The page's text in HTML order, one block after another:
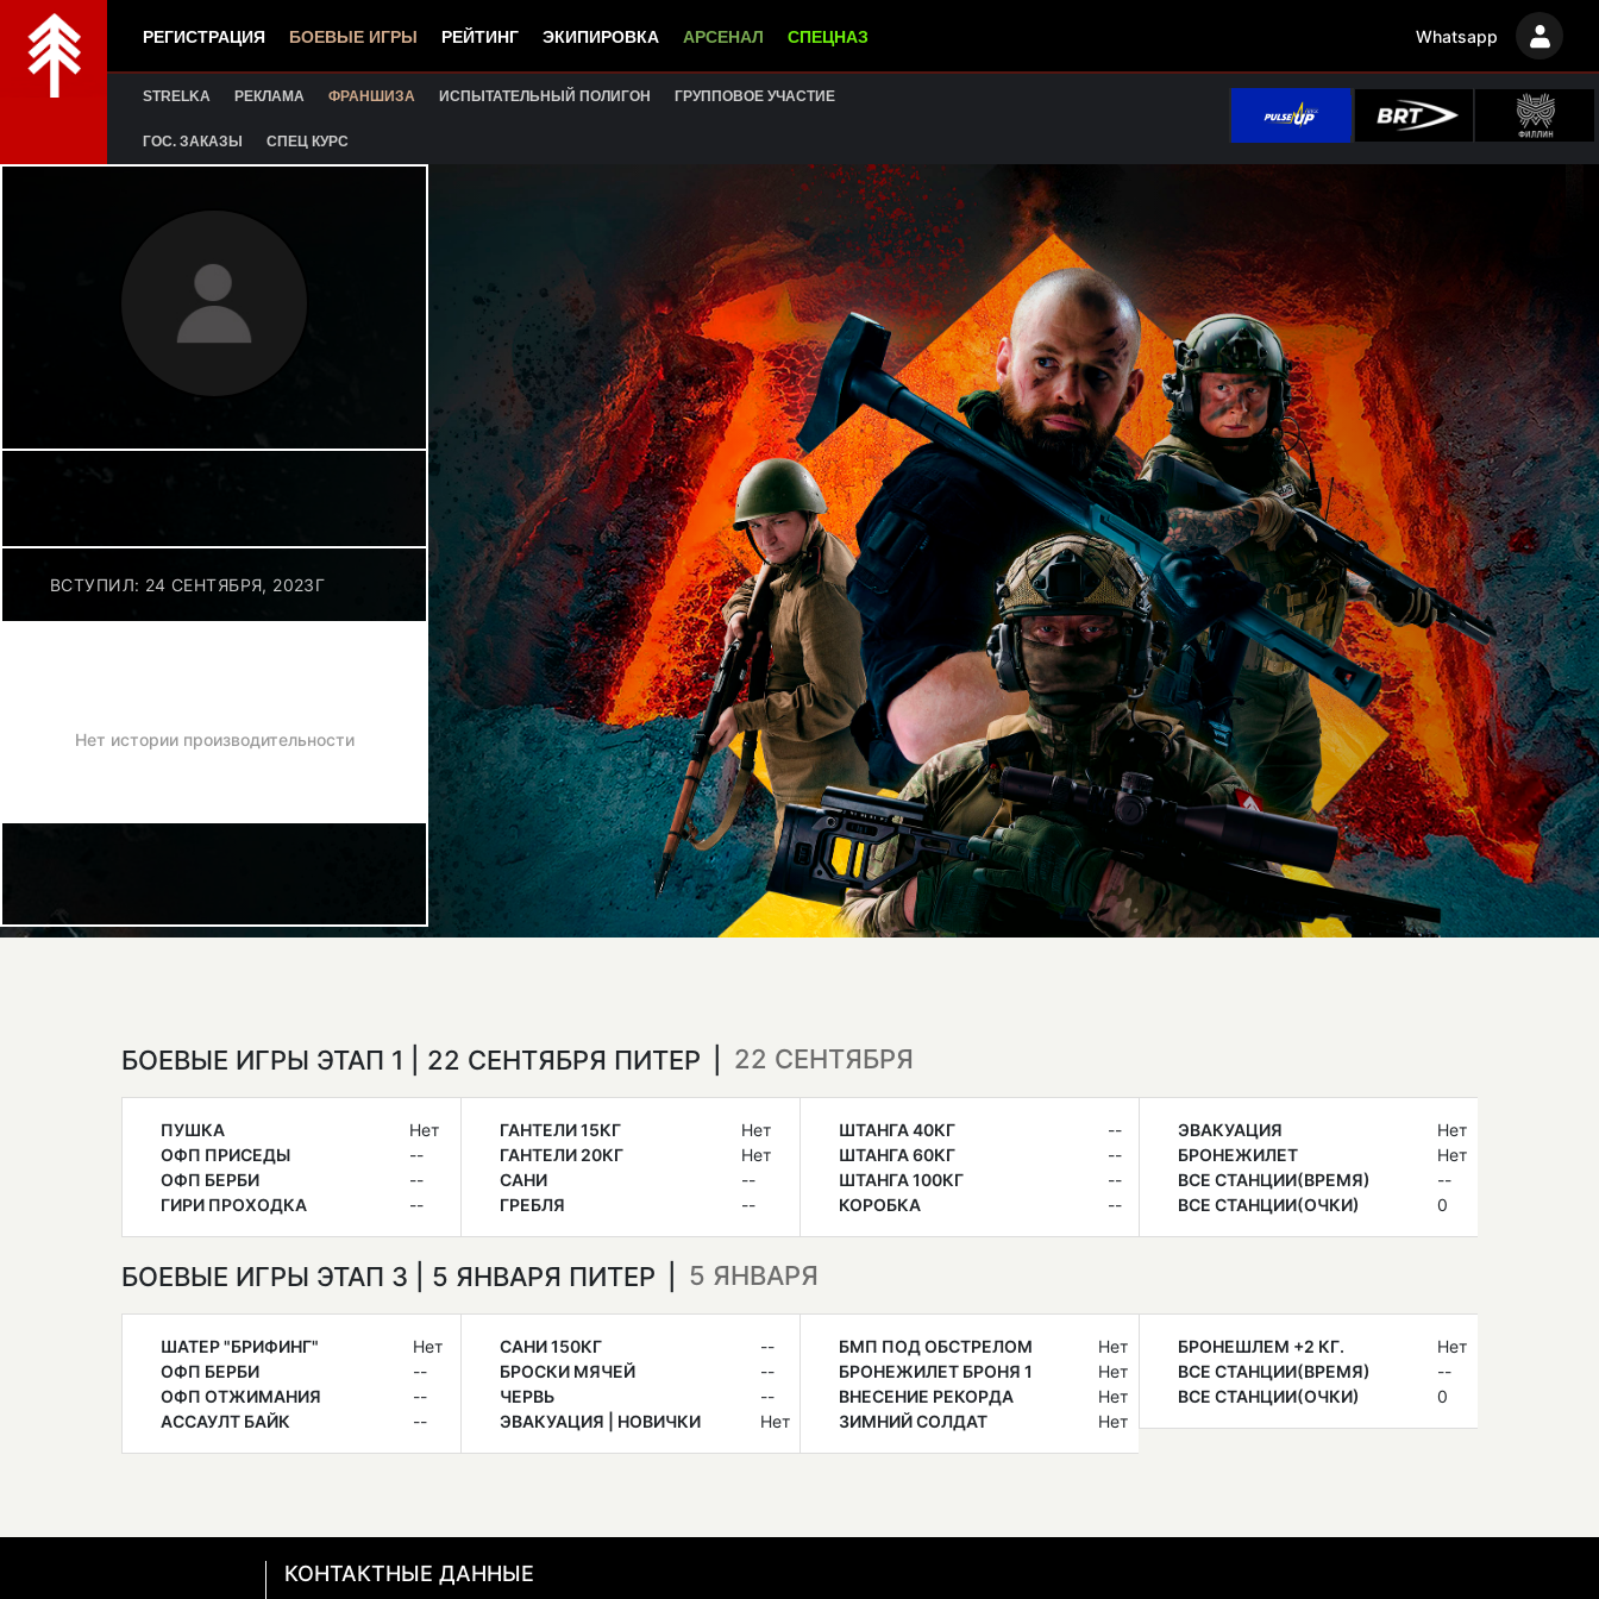
РЕГИСТРАЦИЯ БОЕВЫЕ ИГРЫ РЕЙТИНГ ЭКИПИРОВКА АРСЕНАЛ СПЕЦНАЗ Whatsapp
STRELKA РЕКЛАМА ФРАНШИЗА ИСПЫТАТЕЛЬНЫЙ ПОЛИГОН ГРУППОВОЕ УЧАСТИЕ
ГОС. ЗАКАЗЫ СПЕЦ КУРС
ВСТУПИЛ: 24 СЕНТЯБРЯ, 2023Г
Нет истории производительности
БОЕВЫЕ ИГРЫ ЭТАП 1 | 22 СЕНТЯБРЯ ПИТЕР 22 СЕНТЯБРЯ
ПУШКА
Нет
ОФП ПРИСЕДЫ
--
ОФП БЕРБИ
--
ГИРИ ПРОХОДКА
--
ГАНТЕЛИ 15КГ
Нет
ГАНТЕЛИ 20КГ
Нет
САНИ
--
ГРЕБЛЯ
--
ШТАНГА 40КГ
--
ШТАНГА 60КГ
--
ШТАНГА 100КГ
--
КОРОБКА
--
ЭВАКУАЦИЯ
Нет
БРОНЕЖИЛЕТ
Нет
ВСЕ СТАНЦИИ(ВРЕМЯ)
--
ВСЕ СТАНЦИИ(ОЧКИ)
0
БОЕВЫЕ ИГРЫ ЭТАП 3 | 5 ЯНВАРЯ ПИТЕР 5 ЯНВАРЯ
ШАТЕР "БРИФИНГ"
Нет
ОФП БЕРБИ
--
ОФП ОТЖИМАНИЯ
--
АССАУЛТ БАЙК
--
САНИ 150КГ
--
БРОСКИ МЯЧЕЙ
--
ЧЕРВЬ
--
ЭВАКУАЦИЯ | НОВИЧКИ
Нет
БМП ПОД ОБСТРЕЛОМ
Нет
БРОНЕЖИЛЕТ БРОНЯ 1
Нет
ВНЕСЕНИЕ РЕКОРДА
Нет
ЗИМНИЙ СОЛДАТ
Нет
БРОНЕШЛЕМ +2 КГ.
Нет
ВСЕ СТАНЦИИ(ВРЕМЯ)
--
ВСЕ СТАНЦИИ(ОЧКИ)
0
КОНТАКТНЫЕ ДАННЫЕ